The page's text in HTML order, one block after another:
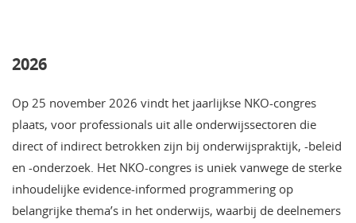
2026
Op 25 november 2026 vindt het jaarlijkse NKO-congres
plaats, voor professionals uit alle onderwijssectoren die
direct of indirect betrokken zijn bij onderwijspraktijk, -beleid
en -onderzoek. Het NKO-congres is uniek vanwege de sterke
inhoudelijke evidence-informed programmering op
belangrijke thema’s in het onderwijs, waarbij de deelnemers